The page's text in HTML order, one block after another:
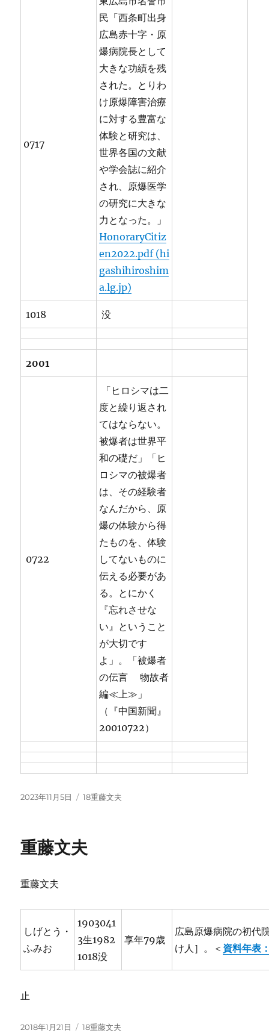
0717
民「西条町出身
広島赤十字・原
爆病院長として
大きな功績を残
された。とりわ
け原爆障害治療
に対する豊富な
体験と研究は、
世界各国の文献
や学会誌に紹介
され、原爆医学
の研究に大きな
力となった。」
HonoraryCitiz
en2022.pdf (hi
gashihiroshim
a.lg.jp)
1018 没
2001
0722
「ヒロシマは二
度と繰り返され
てはならない。
被爆者は世界平
和の礎だ」「ヒ
ロシマの被爆者
は、その経験者
なんだから、原
爆の体験から得
たものを、体験
してないものに
伝える必要があ
る。とにかく
『忘れさせな
い』ということ
が大切です
よ」。「被爆者
の伝言 物故者
編≪上≫」
（『中国新聞』
20010722）
投
2023年11月5日
カ
ー
18重藤文夫
重藤文夫
重藤文夫
しげとう・
ふみお
1903041
3生1982
1018没
享年79歳
広島原爆病院の初代
け人］。＜ 資料年表
止
投
2018年1月21日
カ
18重藤文夫